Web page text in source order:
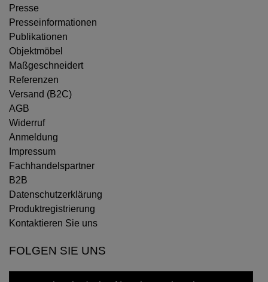
Presse
Presseinformationen
Publikationen
Objektmöbel
Maßgeschneidert
Referenzen
Versand (B2C)
AGB
Widerruf
Anmeldung
Impressum
Fachhandelspartner
B2B
Datenschutzerklärung
Produktregistrierung
Kontaktieren Sie uns
FOLGEN SIE UNS